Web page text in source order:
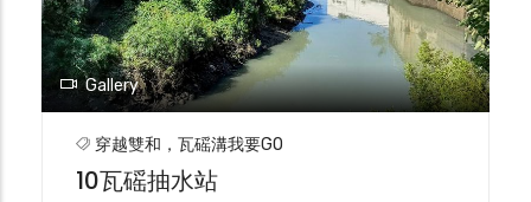
Gallery
穿越雙和，瓦磘溝我要GO
10瓦磘抽水站